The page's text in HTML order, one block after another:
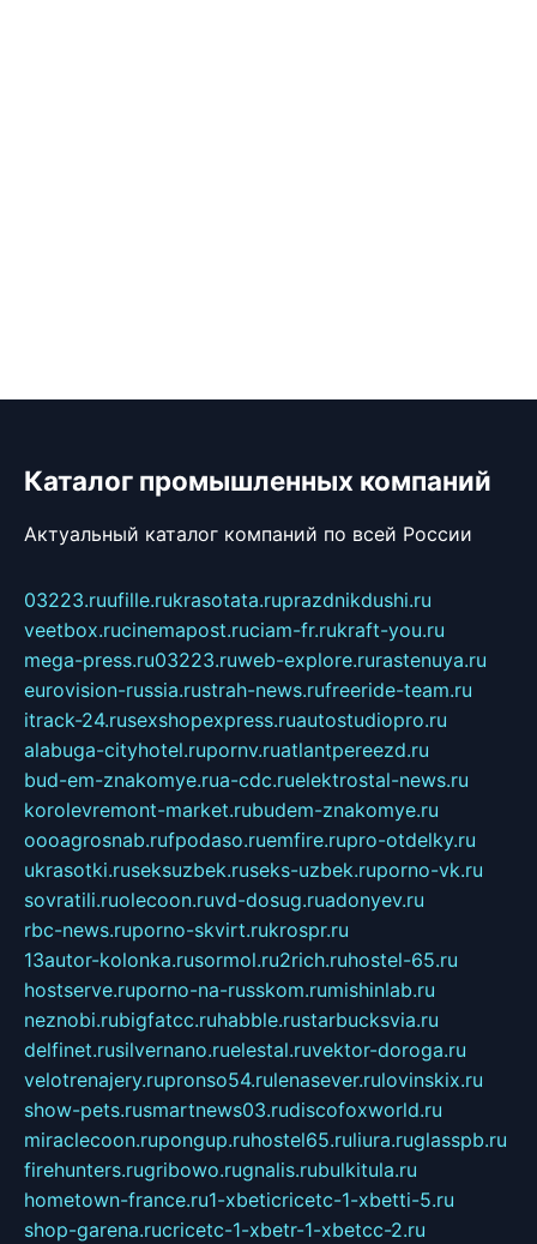
Каталог промышленных компаний
Актуальный каталог компаний по всей России
03223.ruufille.rukrasotata.ruprazdnikdushi.ru
veetbox.rucinemapost.ruciam-fr.rukraft-you.ru
mega-press.ru03223.ruweb-explore.rurastenuya.ru
eurovision-russia.rustrah-news.rufreeride-team.ru
itrack-24.rusexshopexpress.ruautostudiopro.ru
alabuga-cityhotel.rupornv.ruatlantpereezd.ru
bud-em-znakomye.rua-cdc.ruelektrostal-news.ru
korolevremont-market.rubudem-znakomye.ru
oooagrosnab.rufpodaso.ruemfire.rupro-otdelky.ru
ukrasotki.ruseksuzbek.ruseks-uzbek.ruporno-vk.ru
sovratili.ruolecoon.ruvd-dosug.ruadonyev.ru
rbc-news.ruporno-skvirt.rukrospr.ru
13autor-kolonka.rusormol.ru2rich.ruhostel-65.ru
hostserve.ruporno-na-russkom.rumishinlab.ru
neznobi.rubigfatcc.ruhabble.rustarbucksvia.ru
delfinet.rusilvernano.ruelestal.ruvektor-doroga.ru
velotrenajery.rupronso54.rulenasever.rulovinskix.ru
show-pets.rusmartnews03.rudiscofoxworld.ru
miraclecoon.rupongup.ruhostel65.ruliura.ruglasspb.ru
firehunters.rugribowo.rugnalis.rubulkitula.ru
hometown-france.ru1-xbeticricetc-1-xbetti-5.ru
shop-garena.rucricetc-1-xbetr-1-xbetcc-2.ru